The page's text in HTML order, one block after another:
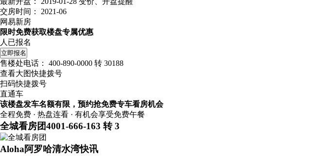
最新开盘： 2019-01-28 变价、开盘提醒
交房时间：
2021-06
网易新房
限时免费获取楼盘专属优惠
人已报名
立即报名
售楼处电话：
400-890-0000 转 30188
查看大图快捷拨号
扫码快捷拨号
直通车
该楼盘发车名额有限，预约抢免费专车看房机会
全程免费 · 热盘连看 · 有机会享受免费午餐
全城看房团4001-666-163 转 3
Aloha阿罗哈清水湾快讯